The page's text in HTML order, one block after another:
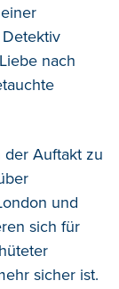
nach
der Auftakt zu
und
sich für
sicher ist.